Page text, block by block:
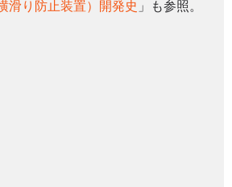
滑り防止装置）開発史 」も参照。